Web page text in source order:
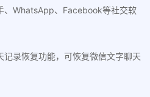
、WhatsApp、Facebook等社交软
记录恢复功能，可恢复微信文字聊天